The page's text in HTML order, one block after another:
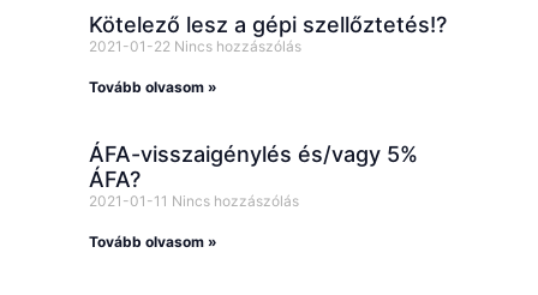
Kötelező lesz a gépi szellőztetés!?
2021-01-22 Nincs hozzászólás
Tovább olvasom »
ÁFA-visszaigénylés és/vagy 5%
ÁFA?
2021-01-11 Nincs hozzászólás
Tovább olvasom »